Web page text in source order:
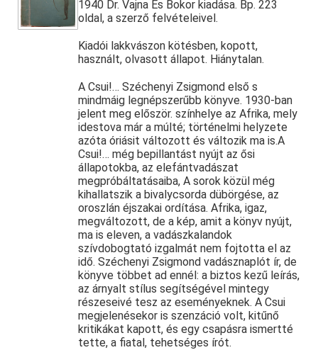
1940 Dr. Vajna És Bokor kiadása. Bp. 223
oldal, a szerző felvételeivel.
Kiadói lakkvászon kötésben, kopott,
használt, olvasott állapot. Hiánytalan.
A Csui!… Széchenyi Zsigmond első s
mindmáig legnépszerűbb könyve. 1930-ban
jelent meg először. színhelye az Afrika, mely
idestova már a múlté; történelmi helyzete
azóta óriásit változott és változik ma is.A
Csui!… még bepillantást nyújt az ősi
állapotokba, az elefántvadászat
megpróbáltatásaiba, A sorok közül még
kihallatszik a bivalycsorda dübörgése, az
oroszlán éjszakai ordítása. Afrika, igaz,
megváltozott, de a kép, amit a könyv nyújt,
ma is eleven, a vadászkalandok
szívdobogtató izgalmát nem fojtotta el az
idő. Széchenyi Zsigmond vadásznaplót ír, de
könyve többet ad ennél: a biztos kezű leírás,
az árnyalt stílus segítségével mintegy
részeseivé tesz az eseményeknek. A Csui
megjelenésekor is szenzáció volt, kitűnő
kritikákat kapott, és egy csapásra ismertté
tette, a fiatal, tehetséges írót.